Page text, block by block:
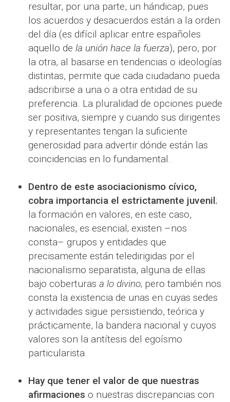
resultar, por una parte, un hándicap, pues
los acuerdos y desacuerdos están a la orden
del día (es difícil aplicar entre españoles
aquello de la unión hace la fuerza), pero, por
la otra, al basarse en tendencias o ideologías
distintas, permite que cada ciudadano pueda
adscribirse a una o a otra entidad de su
preferencia. La pluralidad de opciones puede
ser positiva, siempre y cuando sus dirigentes
y representantes tengan la suficiente
generosidad para advertir dónde están las
coincidencias en lo fundamental.
Dentro de este asociacionismo cívico,
cobra importancia el estrictamente juvenil;
la formación en valores, en este caso,
nacionales, es esencial; existen –nos
consta– grupos y entidades que
precisamente están teledirigidas por el
nacionalismo separatista, alguna de ellas
bajo coberturas a lo divino; pero también nos
consta la existencia de unas en cuyas sedes
y actividades sigue persistiendo, teórica y
prácticamente, la bandera nacional y cuyos
valores son la antítesis del egoísmo
particularista.
Hay que tener el valor de que nuestras
afirmaciones o nuestras discrepancias con